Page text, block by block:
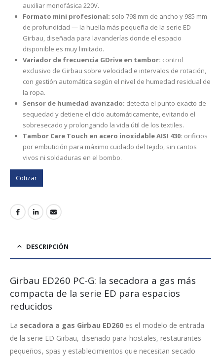
auxiliar monofásica 220V.
Formato mini profesional: solo 798 mm de ancho y 985 mm
de profundidad — la huella más pequeña de la serie ED
Girbau, diseñada para lavanderías donde el espacio
disponible es muy limitado.
Variador de frecuencia GDrive en tambor: control
exclusivo de Girbau sobre velocidad e intervalos de rotación,
con gestión automática según el nivel de humedad residual de
la ropa.
Sensor de humedad avanzado: detecta el punto exacto de
sequedad y detiene el ciclo automáticamente, evitando el
sobresecado y prolongando la vida útil de los textiles.
Tambor Care Touch en acero inoxidable AISI 430: orificios
por embutición para máximo cuidado del tejido, sin cantos
vivos ni soldaduras en el bombo.
Cotizar
DESCRIPCIÓN
Girbau ED260 PC-G: la secadora a gas más
compacta de la serie ED para espacios
reducidos
La secadora a gas Girbau ED260 es el modelo de entrada
de la serie ED Girbau, diseñado para hostales, restaurantes
pequeños, spas y establecimientos que necesitan secado